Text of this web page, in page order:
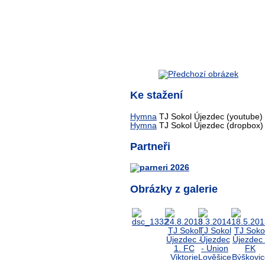
Ke stažení
Hymna TJ Sokol Újezdec (youtube)
Hymna TJ Sokol Újezdec (dropbox)
Partneři
Obrázky z galerie